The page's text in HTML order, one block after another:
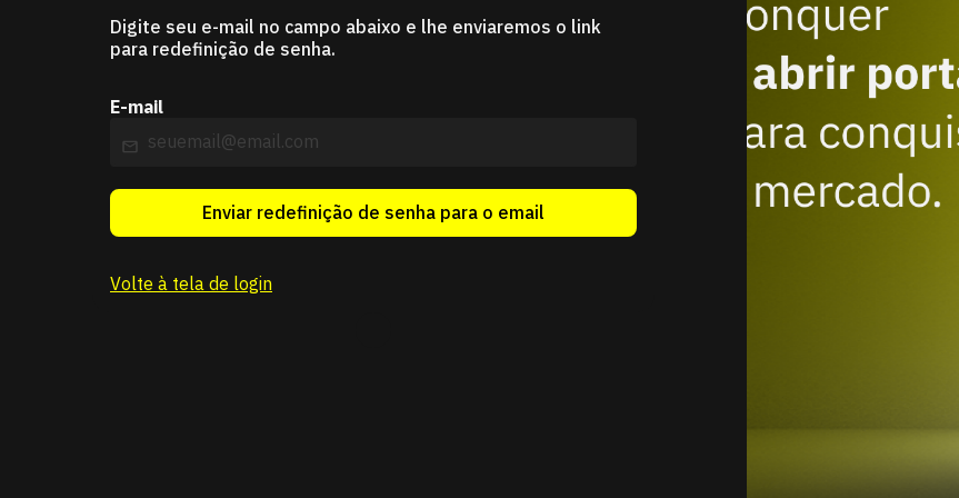
Digite seu e-mail no campo abaixo e lhe enviaremos o link
para redefinição de senha.
E-mail
Enviar redefinição de senha para o email
Volte à tela de login